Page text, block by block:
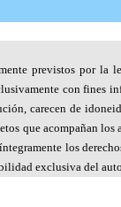
previstos por la
con fines
carecen de
que acompañan
los
exclusiva del